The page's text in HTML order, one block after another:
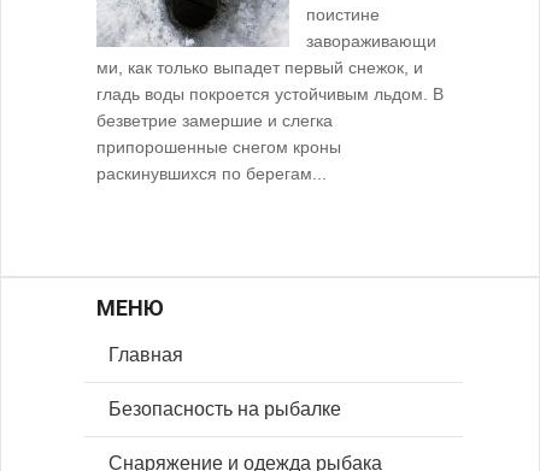
поистине
завораживающи
ми, как только выпадет первый снежок, и
гладь воды покроется устойчивым льдом. В
безветрие замершие и слегка
припорошенные снегом кроны
раскинувшихся по берегам...
МЕНЮ
Главная
Безопасность на рыбалке
Снаряжение и одежда рыбака